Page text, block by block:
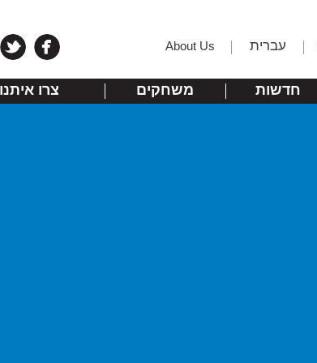
עברית About Us
חדשות משחקים צרו